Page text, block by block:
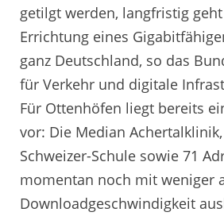
getilgt werden, langfristig
Errichtung eines
ganz Deutschland, so das
für Verkehr und digitale
Für Ottenhöfen liegt bereits
vor: Die Median
Schweizer-Schule sowie 71
momentan noch mit weniger
Downloadgeschwindigkeit